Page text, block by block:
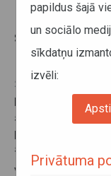
skolēnu
26. augusts 2015
Pēdējo
saņēmusi
pārstāvjiem
skolēnu
Vēlamies
papildus šajā
un sociālo
sīkdatņu
izvēli:
Privātuma